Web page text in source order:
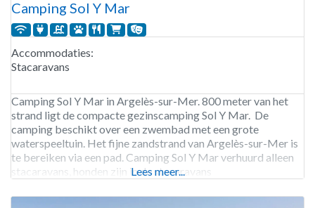
Camping Sol Y Mar
Accommodaties:
Stacaravans
Camping Sol Y Mar in Argelès-sur-Mer. 800 meter van het
strand ligt de compacte gezinscamping Sol Y Mar. De
camping beschikt over een zwembad met een grote
waterspeeltuin. Het fijne zandstrand van Argelès-sur-Mer is
te bereiken via een pad. Camping Sol Y Mar verhuurd alleen
stacaravans, honden zijn in de stacaravans
Lees meer...